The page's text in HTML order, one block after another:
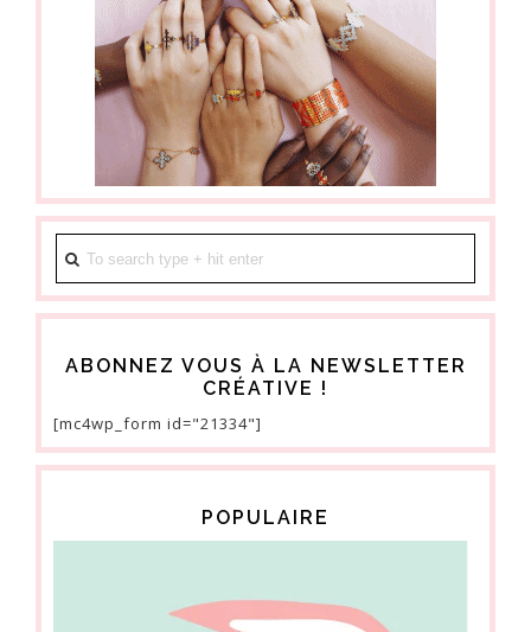
ABONNEZ VOUS À LA NEWSLETTER
CRÉATIVE !
[mc4wp_form id="21334"]
POPULAIRE